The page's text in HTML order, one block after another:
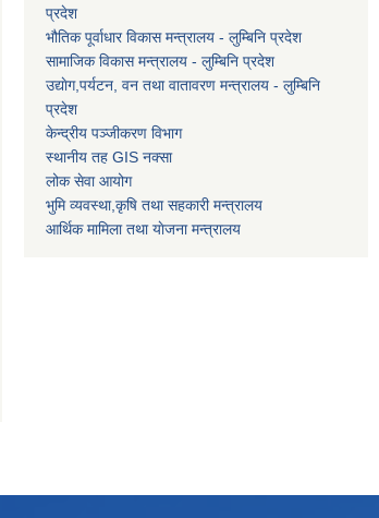
प्रदेश
भौतिक पूर्वाधार विकास मन्त्रालय - लुम्बिनि प्रदेश
सामाजिक विकास मन्त्रालय - लुम्बिनि प्रदेश
उद्याेग,पर्यटन, वन तथा वातावरण मन्त्रालय - लुम्बिनि
प्रदेश
केन्द्रीय पञ्जीकरण विभाग
स्थानीय तह GIS नक्सा
लोक सेवा आयोग
भुमि व्यवस्था,कृषि तथा सहकारी मन्त्रालय
आर्थिक मामिला तथा याेजना मन्त्रालय